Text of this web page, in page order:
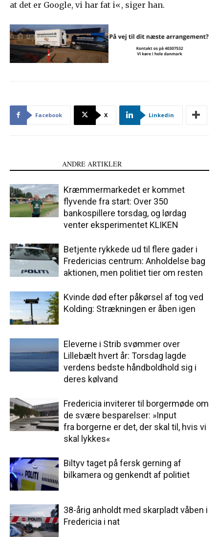
at det er Google, vi har fat i«, siger han.
Facebook X Linkedin
ANDRE ARTIKLER
Kræmmermarkedet er kommet
flyvende fra start: Over 350
bankospillere torsdag, og lørdag
venter eksperimentet KLIKEN
Betjente rykkede ud til flere gader i
Fredericias centrum: Anholdelse bag
aktionen, men politiet tier om resten
Kvinde død efter påkørsel af tog ved
Kolding: Strækningen er åben igen
Eleverne i Strib svømmer over
Lillebælt hvert år: Torsdag lagde
verdens bedste håndboldhold sig i
deres kølvand
Fredericia inviterer til borgermøde om
de svære besparelser: »Input
fra borgerne er det, der skal til, hvis vi
skal lykkes«
Biltyv taget på fersk gerning af
bilkamera og genkendt af politiet
38-årig anholdt med skarpladt våben i
Fredericia i nat